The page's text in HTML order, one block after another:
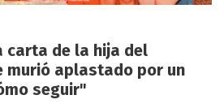
carta de la hija del
murió aplastado por un
seguir"